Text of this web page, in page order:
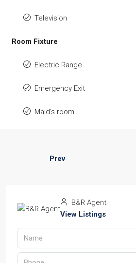
Television
Room Fixture
Electric Range
Emergency Exit
Maid's room
Prev
B&R Agent
View Listings